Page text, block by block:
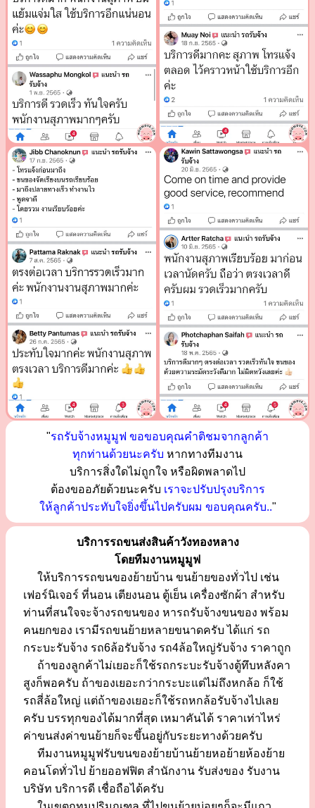
"รถรับจ้างหมูมูฟ ขอขอบคุณคำติชมจากลูกค้า
ทุกท่านด้วยนะครับ หากทางทีมงาน
บริการสิ่งใดไม่ถูกใจ หรือผิดพลาดไป
ต้องขออภัยด้วยนะครับ เราจะปรับปรุงบริการ
ให้ลูกค้าประทับใจยิ่งขึ้นไปครับผม ขอบคุณครับ.."
บริการรถขนส่งสินค้าวังทองหลาง
โดยทีมงานหมูมูฟ
ให้บริการรถขนของย้ายบ้าน ขนย้ายของทั่วไป เช่น
เฟอร์นิเจอร์ ที่นอน เตียงนอน ตู้เย็น เครื่องซักผ้า สำหรับ
ท่านที่สนใจจะจ้างรถขนของ หารถรับจ้างขนของ พร้อม
คนยกของ เรามีรถขนย้ายหลายขนาดครับ ได้แก่ รถ
กระบะรับจ้าง รถ6ล้อรับจ้าง รถ4ล้อใหญ่รับจ้าง ราคาถูก
ถ้าของลูกค้าไม่เยอะก็ใช้รถกระบะรับจ้างตู้ทึบหลังคา
สูงก็พอครับ ถ้าของเยอะกว่ากระบะแต่ไม่ถึงหกล้อ ก็ใช้
รถสี่ล้อใหญ่ แต่ถ้าของเยอะก็ใช้รถหกล้อรับจ้างไปเลย
ครับ บรรทุกของได้มากที่สุด เหมาคันได้ ราคาเท่าไหร่
ค่าขนส่งค่าขนย้ายก็จะขึ้นอยู่กับระยะทางด้วยครับ
ทีมงานหมูมูฟรับขนของย้ายบ้านย้ายหอย้ายห้องย้าย
คอนโดทั่วไป ย้ายออฟฟิต สำนักงาน รับส่งของ รับงาน
บริษัท บริการดี เชื่อถือได้ครับ